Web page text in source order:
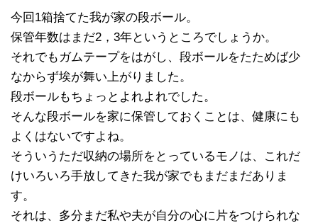
今回1箱捨てた我が家の段ボール。
保管年数はまだ2，3年というところでしょうか。
それでもガムテープをはがし、段ボールをたためば少
なからず埃が舞い上がりました。
段ボールもちょっとよれよれでした。
そんな段ボールを家に保管しておくことは、健康にも
よくはないですよね。
そういうただ収納の場所をとっているモノは、これだ
けいろいろ手放してきた我が家でもまだまだありま
す。
それは、多分まだ私や夫が自分の心に片をつけられな